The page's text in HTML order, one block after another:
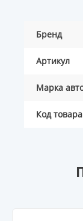
Бренд
Артикул
Марка
Код товара